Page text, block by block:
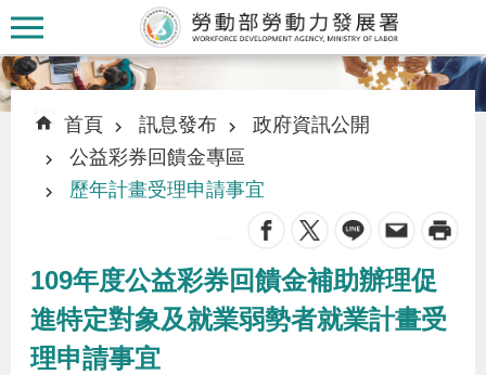
跳到主要內容區塊
本
署
:::
::: 首頁 訊息發布
政府資訊公開
公益彩券回饋金專區
歷年計畫受理申請事宜
109年度公益彩券回饋金補助辦理促
進特定對象及就業弱勢者就業計畫受
理申請事宜